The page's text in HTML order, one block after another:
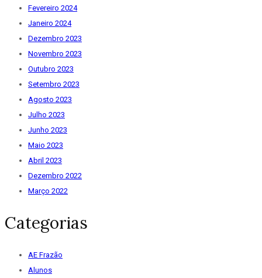
Fevereiro 2024
Janeiro 2024
Dezembro 2023
Novembro 2023
Outubro 2023
Setembro 2023
Agosto 2023
Julho 2023
Junho 2023
Maio 2023
Abril 2023
Dezembro 2022
Março 2022
Categorias
AE Frazão
Alunos